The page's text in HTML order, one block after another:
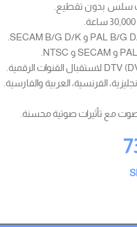
الفرنسية، العربية والفارسية.
مع تأثيرات صوتية محسنة.